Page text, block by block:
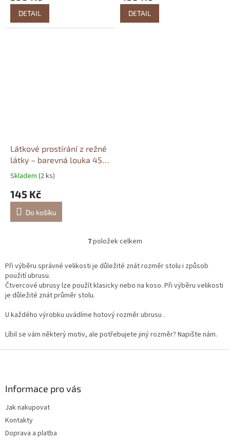
DETAIL DETAIL
Látkové prostírání z režné
látky – barevná louka 45 ×
45 cm
Skladem (2 ks)
145 Kč
Do košíku
O
l
d
í
r
k
7položek celkem
Při výběru správné velikosti je důležité znát rozměr stolu i způsob
použití ubrusu.
Čtvercové ubrusy lze použít klasicky nebo na koso. Při výběru velikosti
je důležité znát průměr stolu.
U každého výrobku uvádíme hotový rozměr ubrusu .
Líbil se vám některý motiv, ale potřebujete jiný rozměr? Napište nám.
Informace pro vás
Jak nakupovat
Kontakty
Doprava a platba